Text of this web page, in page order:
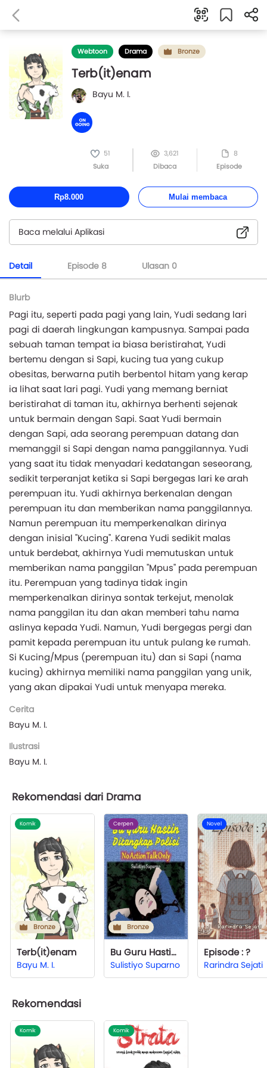
Webtoon Drama Bronze
Terb(it)enam
Bayu M. I.
51
Suka
3,621
Dibaca
8
Episode
Rp8.000 Mulai membaca
Baca melalui Aplikasi
Detail Episode 8 Ulasan 0
Blurb
Pagi itu, seperti pada pagi yang lain, Yudi sedang lari
pagi di daerah lingkungan kampusnya. Sampai pada
sebuah taman tempat ia biasa beristirahat, Yudi
bertemu dengan si Sapi, kucing tua yang cukup
obesitas, berwarna putih berbentol hitam yang kerap
ia lihat saat lari pagi. Yudi yang memang berniat
beristirahat di taman itu, akhirnya berhenti sejenak
untuk bermain dengan Sapi. Saat Yudi bermain
dengan Sapi, ada seorang perempuan datang dan
memanggil si Sapi dengan nama panggilannya. Yudi
yang saat itu tidak menyadari kedatangan seseorang,
sedikit terperanjat ketika si Sapi bergegas lari ke arah
perempuan itu. Yudi akhirnya berkenalan dengan
perempuan itu dan memberikan nama panggilannya.
Namun perempuan itu memperkenalkan dirinya
dengan inisial "Kucing". Karena Yudi sedikit malas
untuk berdebat, akhirnya Yudi memutuskan untuk
memberikan nama panggilan "Mpus" pada perempuan
itu. Perempuan yang tadinya tidak ingin
memperkenalkan dirinya sontak terkejut, menolak
nama panggilan itu dan akan memberi tahu nama
aslinya kepada Yudi. Namun, Yudi bergegas pergi dan
pamit kepada perempuan itu untuk pulang ke rumah.
Si Kucing/Mpus (perempuan itu) dan si Sapi (nama
kucing) akhirnya memiliki nama panggilan yang unik,
yang akan dipakai Yudi untuk menyapa mereka.
Cerita
Bayu M. I.
Ilustrasi
Bayu M. I.
Rekomendasi dari Drama
Komik
Bronze
Terb(it)enam
Bayu M. I.
Cerpen
Bronze
Bu Guru Hastin Ditangkap Polisi
Sulistiyo Suparno
Novel
Episode : ?
Rarindra Sejati
Rekomendasi
Komik Komik